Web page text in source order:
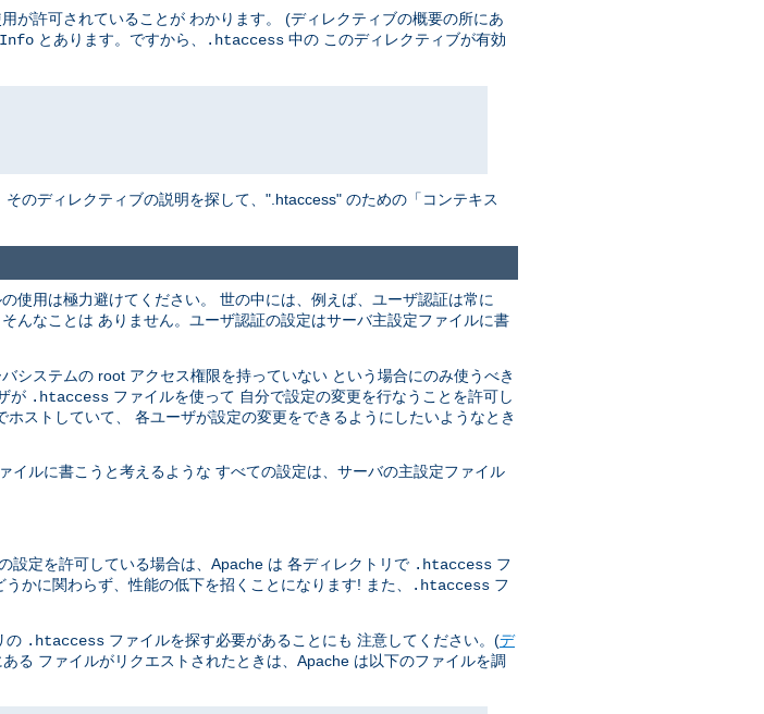
が許可されていることが わかります。 (ディレクティブの概要の所にあ
とあります。ですから、 .htaccess 中の このディレクティブが有効
のディレクティブの説明を探して、".htaccess" のための「コンテキス
使用は極力避けてください。 世の中には、例えば、ユーザ認証は常に
んなことは ありません。ユーザ認証の設定はサーバ主設定ファイルに書
システムの root アクセス権限を持っていない という場合にのみ使うべき
が .htaccess ファイルを使って 自分で設定の変更を行なうことを許可し
ストしていて、 各ユーザが設定の変更をできるようにしたいようなとき
イルに書こうと考えるような すべての設定は、サーバの主設定ファイル
設定を許可している場合は、Apache は 各ディレクトリで .htaccess フ
かに関わらず、性能の低下を招くことになります! また、 .htaccess フ
の .htaccess ファイルを探す必要があることにも 注意してください。(デ
ある ファイルがリクエストされたときは、Apache は以下のファイルを調